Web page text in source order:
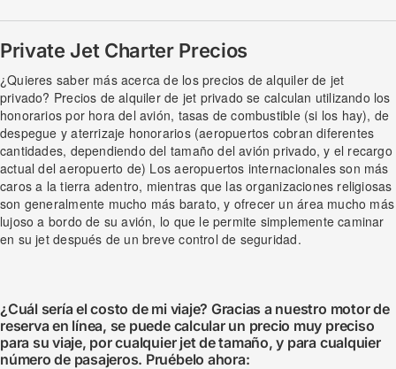
Private Jet Charter Precios
¿Quieres saber más acerca de los precios de alquiler de jet
privado? Precios de alquiler de jet privado se calculan utilizando los
honorarios por hora del avión, tasas de combustible (si los hay), de
despegue y aterrizaje honorarios (aeropuertos cobran diferentes
cantidades, dependiendo del tamaño del avión privado, y el recargo
actual del aeropuerto de) Los aeropuertos internacionales son más
caros a la tierra adentro, mientras que las organizaciones religiosas
son generalmente mucho más barato, y ofrecer un área mucho más
lujoso a bordo de su avión, lo que le permite simplemente caminar
en su jet después de un breve control de seguridad.
¿Cuál sería el costo de mi viaje? Gracias a nuestro motor de
reserva en línea, se puede calcular un precio muy preciso
para su viaje, por cualquier jet de tamaño, y para cualquier
número de pasajeros. Pruébelo ahora: